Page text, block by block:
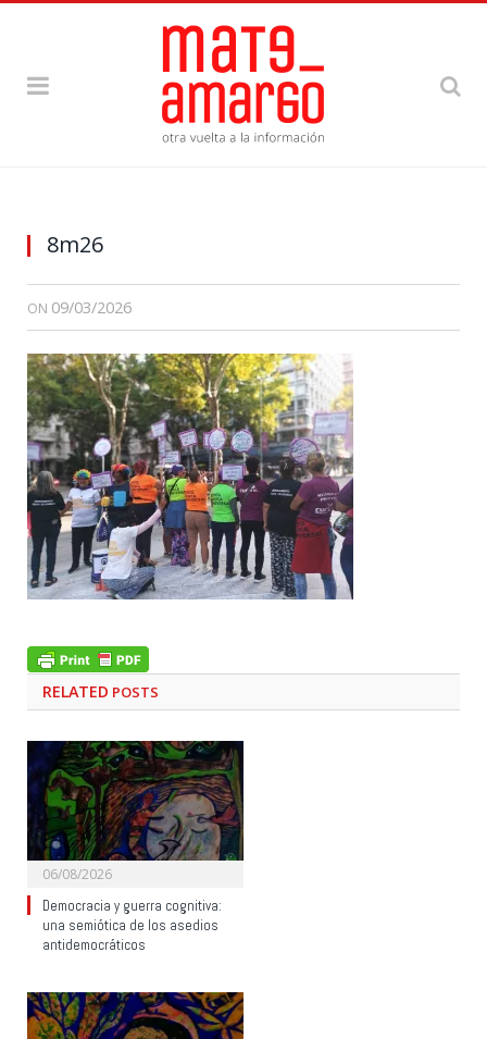
8m26
ON 09/03/2026
RELATED POSTS
06/08/2026
Democracia y guerra cognitiva:
una semiótica de los asedios
antidemocráticos